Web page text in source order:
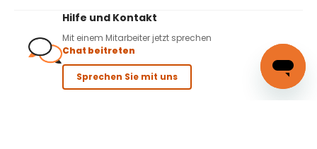
Hilfe und Kontakt
Mit einem Mitarbeiter jetzt sprechen
Chat beitreten
Sprechen Sie mit uns